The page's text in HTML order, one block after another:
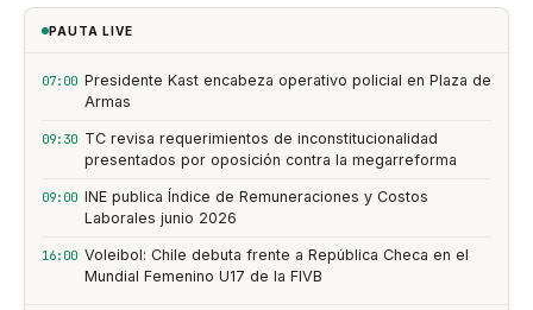
PAUTA LIVE
07:00 Presidente Kast encabeza operativo policial en Plaza de
Armas
09:30 TC revisa requerimientos de inconstitucionalidad
presentados por oposición contra la megarreforma
09:00 INE publica Índice de Remuneraciones y Costos
Laborales junio 2026
16:00 Voleibol: Chile debuta frente a República Checa en el
Mundial Femenino U17 de la FIVB